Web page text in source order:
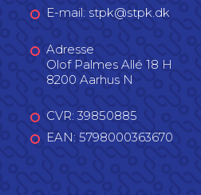
E-mail: stpk@stpk.dk
Adresse
Olof Palmes Allé 18 H
8200 Aarhus N
CVR: 39850885
EAN: 5798000363670